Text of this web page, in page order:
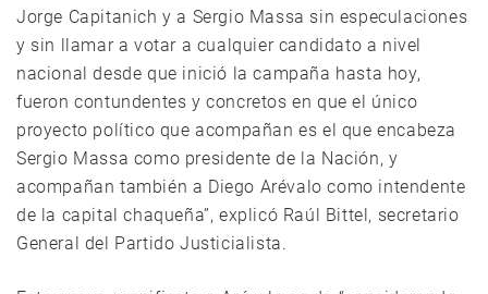
Jorge Capitanich y a Sergio Massa sin especulaciones
y sin llamar a votar a cualquier candidato a nivel
nacional desde que inició la campaña hasta hoy,
fueron contundentes y concretos en que el único
proyecto político que acompañan es el que encabeza
Sergio Massa como presidente de la Nación, y
acompañan también a Diego Arévalo como intendente
de la capital chaqueña”, explicó Raúl Bittel, secretario
General del Partido Justicialista.